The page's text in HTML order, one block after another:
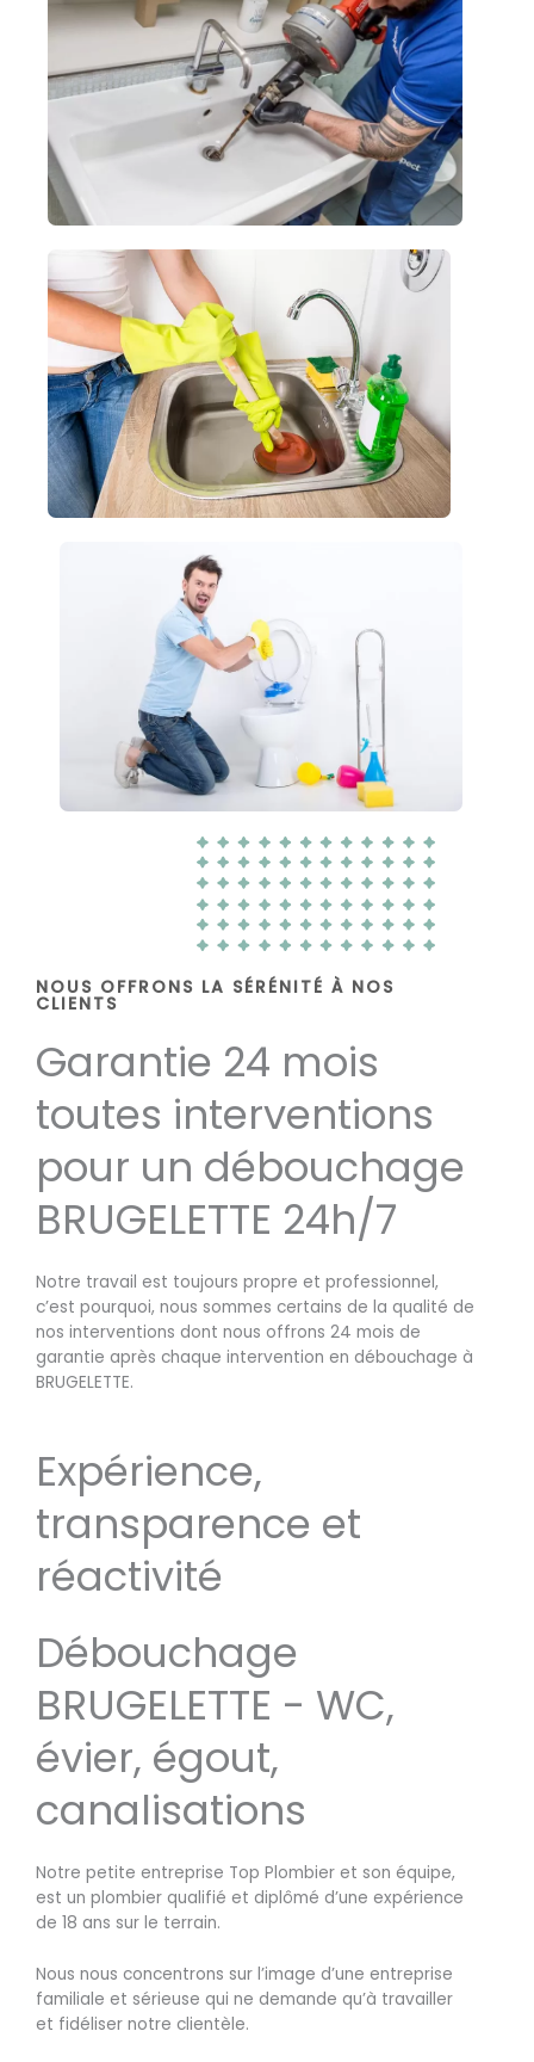
NOUS OFFRONS LA SÉRÉNITÉ À NOS
CLIENTS
Garantie 24 mois
toutes interventions
pour un débouchage
BRUGELETTE 24h/7
Notre travail est toujours propre et professionnel,
c’est pourquoi, nous sommes certains de la qualité de
nos interventions dont nous offrons 24 mois de
garantie après chaque intervention en débouchage à
BRUGELETTE.
Expérience,
transparence et
réactivité
Débouchage
BRUGELETTE - WC,
évier, égout,
canalisations
Notre petite entreprise Top Plombier et son équipe,
est un plombier qualifié et diplômé d’une expérience
de 18 ans sur le terrain.
Nous nous concentrons sur l’image d’une entreprise
familiale et sérieuse qui ne demande qu’à travailler
et fidéliser notre clientèle.